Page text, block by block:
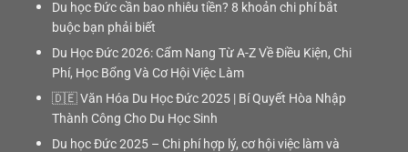
Du học Đức cần bao nhiêu tiền? 8 khoản chi phí bắt
buộc bạn phải biết
Du Học Đức 2026: Cẩm Nang Từ A-Z Về Điều Kiện, Chi
Phí, Học Bổng Và Cơ Hội Việc Làm
🇩🇪 Văn Hóa Du Học Đức 2025 | Bí Quyết Hòa Nhập
Thành Công Cho Du Học Sinh
Du học Đức 2025 – Chi phí hợp lý, cơ hội việc làm và